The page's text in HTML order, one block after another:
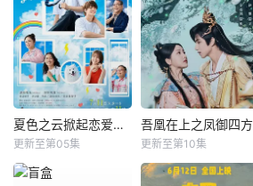
夏色之云掀起恋爱与风暴
更新至第05集
吾凰在上之凤御四方
更新至第10集